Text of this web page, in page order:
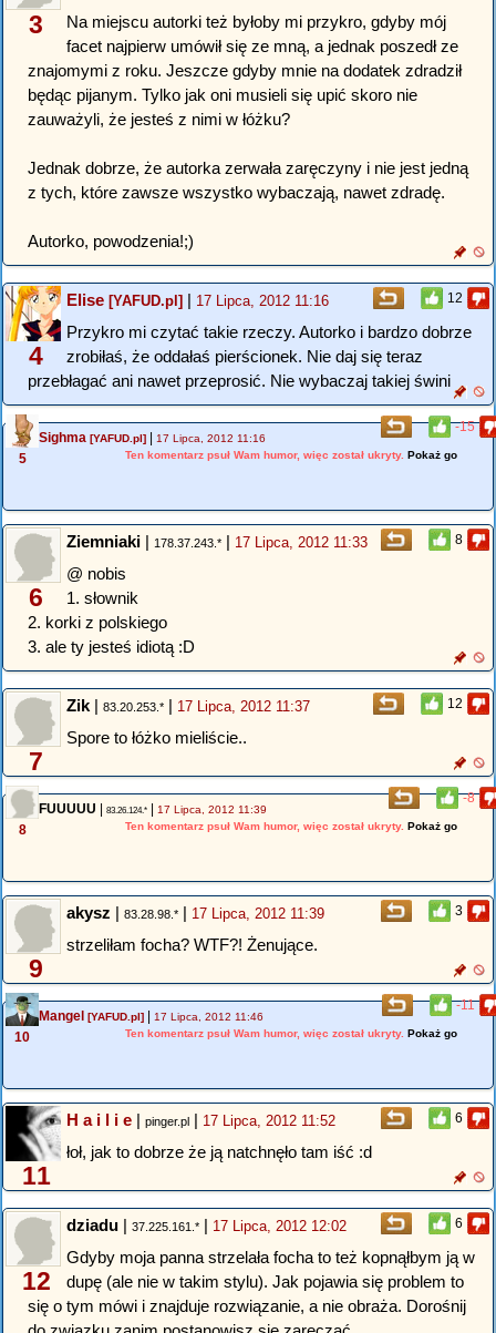
3
Na miejscu autorki też byłoby mi przykro, gdyby mój
facet najpierw umówił się ze mną, a jednak poszedł ze
znajomymi z roku. Jeszcze gdyby mnie na dodatek zdradził
będąc pijanym. Tylko jak oni musieli się upić skoro nie
zauważyli, że jesteś z nimi w łóżku?
Jednak dobrze, że autorka zerwała zaręczyny i nie jest jedną
z tych, które zawsze wszystko wybaczają, nawet zdradę.
Autorko, powodzenia!;)
12
4
Elise [YAFUD.pl] | 17 Lipca, 2012 11:16
Przykro mi czytać takie rzeczy. Autorko i bardzo dobrze
zrobiłaś, że oddałaś pierścionek. Nie daj się teraz
przebłagać ani nawet przeprosić. Nie wybaczaj takiej świni
-15
5
Sighma [YAFUD.pl] | 17 Lipca, 2012 11:16
Ten komentarz psuł Wam humor, więc został ukryty. Pokaż go
8
6
Ziemniaki | 178.37.243.* | 17 Lipca, 2012 11:33
@ nobis
1. słownik
2. korki z polskiego
3. ale ty jesteś idiotą :D
12
7
Zik | 83.20.253.* | 17 Lipca, 2012 11:37
Spore to łóżko mieliście..
-8
8
FUUUUU | 83.26.124.* | 17 Lipca, 2012 11:39
Ten komentarz psuł Wam humor, więc został ukryty. Pokaż go
3
9
akysz | 83.28.98.* | 17 Lipca, 2012 11:39
strzeliłam focha? WTF?! Żenujące.
-11
10
Mangel [YAFUD.pl] | 17 Lipca, 2012 11:46
Ten komentarz psuł Wam humor, więc został ukryty. Pokaż go
6
11
H a i l i e | pinger.pl | 17 Lipca, 2012 11:52
łoł, jak to dobrze że ją natchnęło tam iść :d
6
12
dziadu | 37.225.161.* | 17 Lipca, 2012 12:02
Gdyby moja panna strzelała focha to też kopnąłbym ją w
dupę (ale nie w takim stylu). Jak pojawia się problem to
się o tym mówi i znajduje rozwiązanie, a nie obraża. Dorośnij